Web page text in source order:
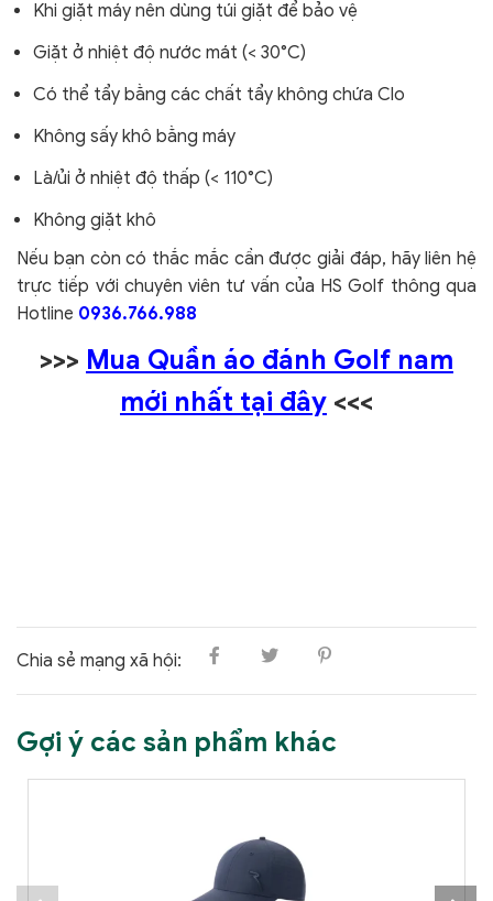
Khi giặt máy nên dùng túi giặt để bảo vệ
Giặt ở nhiệt độ nước mát (< 30°C)
Có thể tẩy bằng các chất tẩy không chứa Clo
Không sấy khô bằng máy
Là/ủi ở nhiệt độ thấp (< 110°C)
Không giặt khô
Nếu bạn còn có thắc mắc cần được giải đáp, hãy liên hệ
trực tiếp với chuyên viên tư vấn của HS Golf thông qua
Hotline 0936.766.988
>>> Mua Quần áo đánh Golf nam
mới nhất tại đây <<<
Chia sẻ mạng xã hội:
Gợi ý các sản phẩm khác